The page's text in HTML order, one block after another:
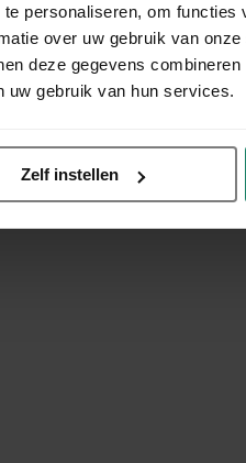
personaliseren, om functies
over uw gebruik van
deze gegevens
uw gebruik van hun services.
Zelf instellen